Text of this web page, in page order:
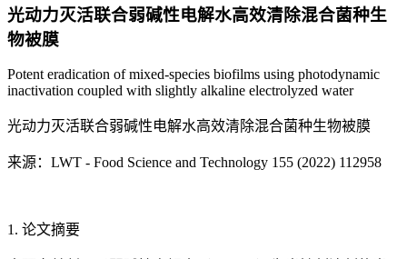
光动力灭活联合弱碱性电解水高效清除混合菌种生
物被膜
Potent eradication of mixed-species biofilms using photodynamic
inactivation coupled with slightly alkaline electrolyzed water
光动力灭活联合弱碱性电解水高效清除混合菌种生物被膜
来源：LWT - Food Science and Technology 155 (2022) 112958
1. 论文摘要